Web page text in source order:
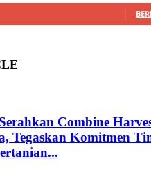
Combine
Tegaskan Komitmen